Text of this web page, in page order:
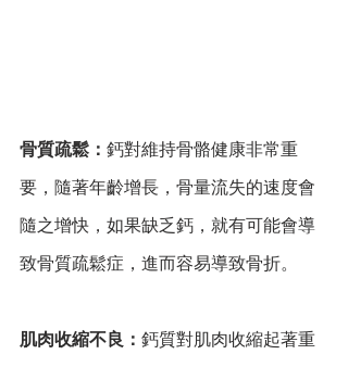
骨質疏鬆： 鈣對維持骨骼健康非常重
要，隨著年齡增長，骨量流失的速度會
隨之增快，如果缺乏鈣，就有可能會導
致骨質疏鬆症，進而容易導致骨折。
肌肉收縮不良： 鈣質對肌肉收縮起著重